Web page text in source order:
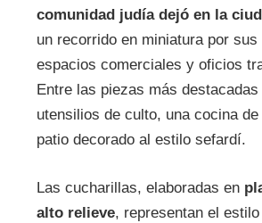
comunidad judía dejó en la
un recorrido en miniatura por sus
espacios comerciales y oficios
Entre las piezas más
utensilios de culto, una cocina
patio decorado al estilo sefardí.
Las cucharillas, elaboradas en
alto relieve, representan el